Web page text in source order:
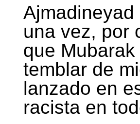
una vez, por
que
temblar de
lanzado en
racista en